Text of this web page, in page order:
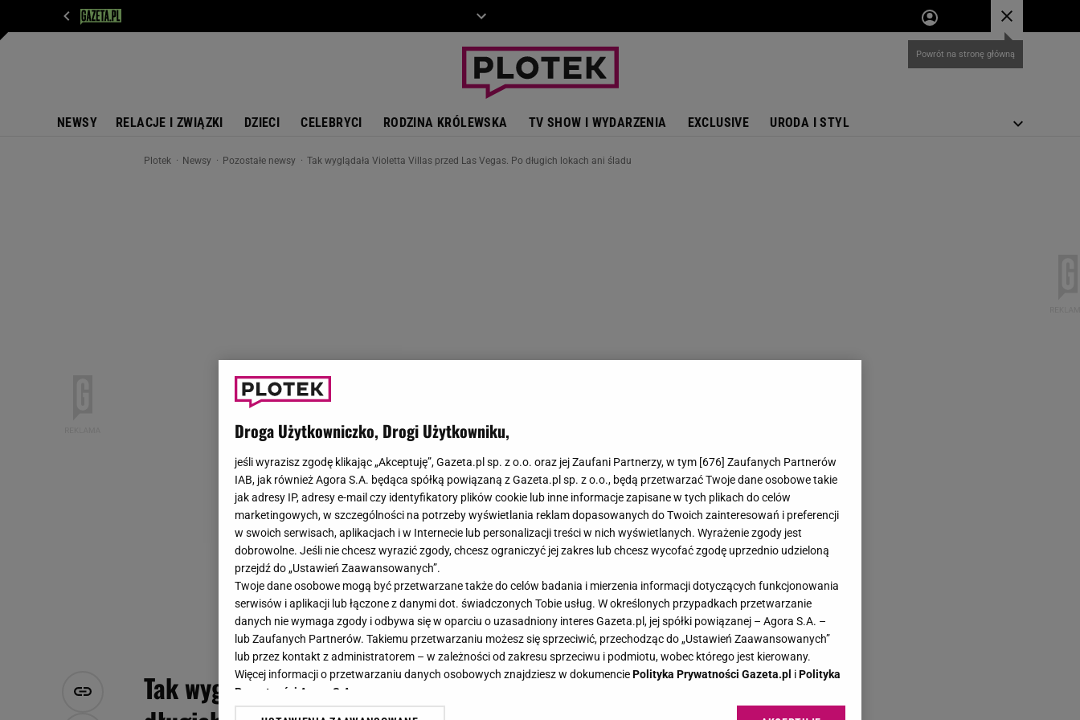
NEWSY RELACJE I ZWIĄZKI DZIECI CELEBRYCI RODZINA KRÓLEWSKA TV SHOW I WYDARZENIA EXCLUSIVE URODA I STYL
Plotek Newsy Pozostałe newsy Tak wyglądała Violetta Villas przed Las Vegas. Po długich lokach ani śladu
Tak wyglądała Violetta Villas, zanim podbiła Las Vegas. Po
Droga Użytkowniczko, Drogi Użytkowniku,
jeśli wyrazisz zgodę klikając „Akceptuję”, Gazeta.pl sp. z o.o. oraz jej Zaufani Partnerzy, w tym [676] Zaufanych Partnerów
IAB, jak również Agora S.A. będąca spółką powiązaną z Gazeta.pl sp. z o.o., będą przetwarzać Twoje dane osobowe takie
jak adresy IP, adresy e-mail czy identyfikatory plików cookie lub inne informacje zapisane w tych plikach do celów
marketingowych, w szczególności na potrzeby wyświetlania reklam dopasowanych do Twoich zainteresowań i preferencji
w swoich serwisach, aplikacjach i w Internecie lub personalizacji treści w nich wyświetlanych. Wyrażenie zgody jest
dobrowolne. Jeśli nie chcesz wyrazić zgody, chcesz ograniczyć jej zakres lub chcesz wycofać zgodę uprzednio udzieloną
przejdź do „Ustawień Zaawansowanych”.
Twoje dane osobowe mogą być przetwarzane także do celów badania i mierzenia informacji dotyczących funkcjonowania
serwisów i aplikacji lub łączone z danymi dot. świadczonych Tobie usług. W określonych przypadkach przetwarzanie
danych nie wymaga zgody i odbywa się w oparciu o uzasadniony interes Gazeta.pl, jej spółki powiązanej – Agora S.A. –
lub Zaufanych Partnerów. Takiemu przetwarzaniu możesz się sprzeciwić, przechodząc do „Ustawień Zaawansowanych”
lub przez kontakt z administratorem – w zależności od zakresu sprzeciwu i podmiotu, wobec którego jest kierowany.
Więcej informacji o przetwarzaniu danych osobowych znajdziesz w dokumenciePolityka Prywatności Gazeta.pl iPolityka
Prywatności Agora S.A.